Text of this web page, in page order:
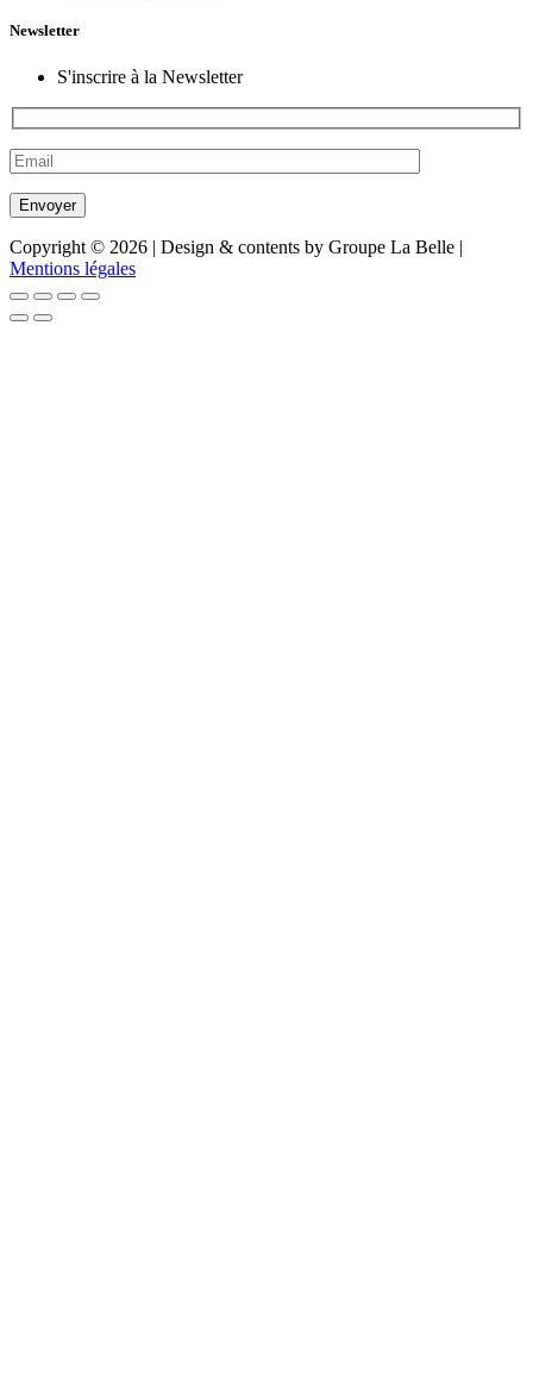
Newsletter
S'inscrire à la Newsletter
Copyright © 2026 | Design & contents by Groupe La Belle |
Mentions légales